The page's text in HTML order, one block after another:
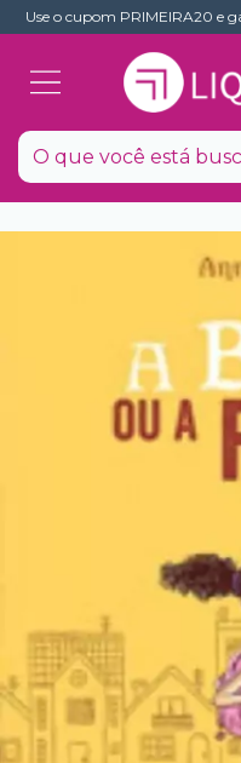
Use o cupom PRIMEIRA20 e